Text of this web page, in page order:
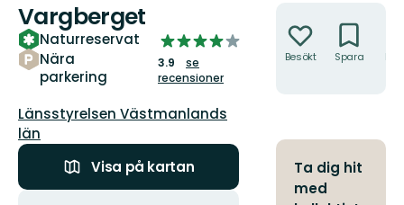
Vargberget
Naturreservat
Nära
parkering
3.9392666157372043
av
5
3.9
se
recensioner
Guide:
Länsstyrelsen Västmanlands
län
Visa på kartan
Besökt Spara
Ta dig hit
med